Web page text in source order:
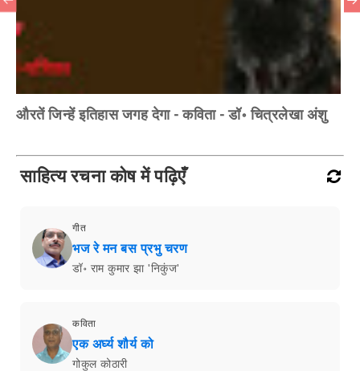
औरतें जिन्हें इतिहास जगह देगा - कविता - डॉ॰ चित्रलेखा अंशु
साहित्य रचना कोष में पढ़िएँ
गीत
भज रे मन बस प्रभु चरण
डॉ॰ राम कुमार झा 'निकुंज'
कविता
एक अर्घ्य शौर्य को
गोकुल कोठारी